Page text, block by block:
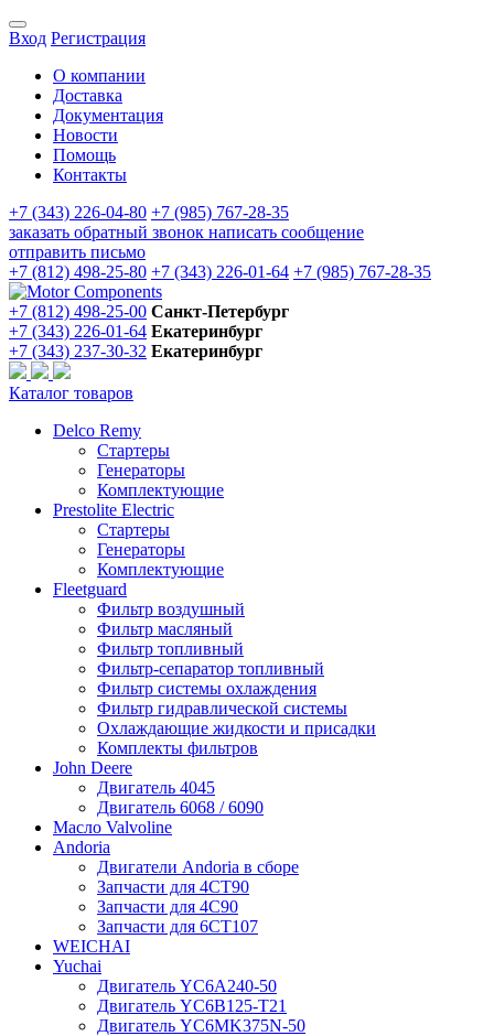
Вход Регистрация
О компании
Доставка
Документация
Новости
Помощь
Контакты
+7 (343) 226-04-80 +7 (985) 767-28-35
заказать обратный звонок написать сообщение
отправить письмо
+7 (812) 498-25-80 +7 (343) 226-01-64 +7 (985) 767-28-35
+7 (812) 498-25-00 Санкт-Петербург
+7 (343) 226-01-64 Екатеринбург
+7 (343) 237-30-32 Екатеринбург
Каталог товаров
Delco Remy
Стартеры
Генераторы
Комплектующие
Prestolite Electric
Стартеры
Генераторы
Комплектующие
Fleetguard
Фильтр воздушный
Фильтр масляный
Фильтр топливный
Фильтр-сепаратор топливный
Фильтр системы охлаждения
Фильтр гидравлической системы
Охлаждающие жидкости и присадки
Комплекты фильтров
John Deere
Двигатель 4045
Двигатель 6068 / 6090
Масло Valvoline
Andoria
Двигатели Andoria в сборе
Запчасти для 4CT90
Запчасти для 4С90
Запчасти для 6CT107
WEICHAI
Yuchai
Двигатель YC6A240-50
Двигатель YC6B125-T21
Двигатель YC6MK375N-50